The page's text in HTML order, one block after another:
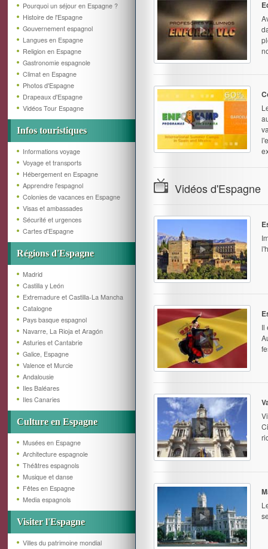
Pourquoi un séjour en Espagne ?
Histoire de l'Espagne
Gouvernement espagnol
Langues en Espagne
Religion en Espagne
Gastronomie espagnole
Climat en Espagne
Photos d'Espagne
Drapeaux d'Espagne
Vidéos Tour Espagne
Infos touristiques
Informations voyage
Voyage et transports
Hébergement en Espagne
Apprendre l'espagnol
Colonies de vacances en Espagne
Visas et ambassades
Sécurité et urgences
Cartes d'Espagne
Régions d'Espagne
Madrid
Castilla y León
Extremadure et Castilla-La Mancha
Catalogne
Pays basque espagnol
Navarre, La Rioja et Aragón
Asturies et Cantabrie
Galice, Espagne
Valence et Murcie
Andalousie
Iles Baléares
Iles Canaries
Culture en Espagne
Musées en Espagne
Architecture espagnole
Théâtres espagnols
Musique et danse
Fêtes en Espagne
Media espagnols
Visiter l'Espagne
Villes du patrimoine mondial
Vidéos d'Espagne
Il